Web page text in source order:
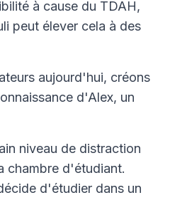
à cause du TDAH,
peut élever cela à des
aujourd'hui, créons
d'Alex, un
niveau de distraction
chambre d'étudiant.
d'étudier dans un